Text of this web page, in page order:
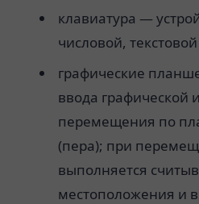
клавиатура —
числовой,
графические
ввода
перемещения по
(пера); при
выполняется
местоположения и